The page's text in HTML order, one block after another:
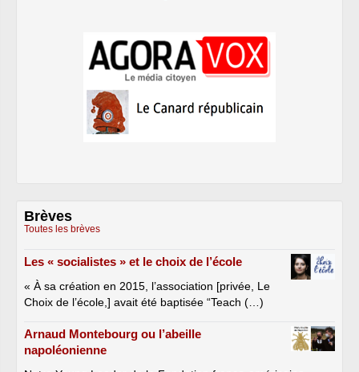
Brèves
Toutes les brèves
Les « socialistes » et le choix de l’école
« À sa création en 2015, l’association [privée, Le
Choix de l’école,] avait été baptisée “Teach (…)
Arnaud Montebourg ou l’abeille
napoléonienne